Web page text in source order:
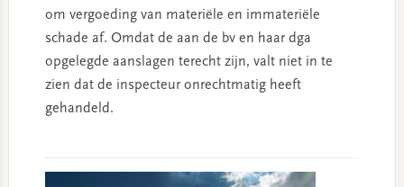
om vergoeding van materiële en immateriële
schade af. Omdat de aan de bv en haar dga
opgelegde aanslagen terecht zijn, valt niet in te
zien dat de inspecteur onrechtmatig heeft
gehandeld.